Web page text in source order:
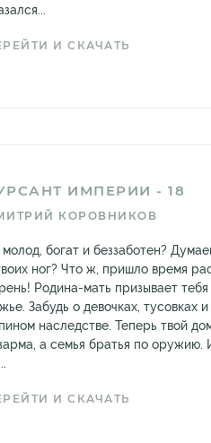
И СКАЧАТЬ
ИМПЕРИИ - 18
КОРОВНИКОВ
богат и беззаботен?
ног? Что ж, пришло время
Родина-мать призывает тебя
Забудь о девочках, тусовках и
наследстве. Теперь твой
а семья братья по оружию.
И СКАЧАТЬ